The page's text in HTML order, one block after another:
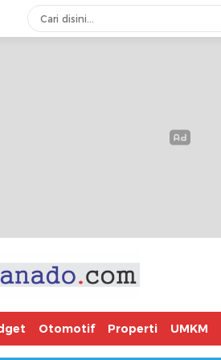
Otomotif Properti UMKM